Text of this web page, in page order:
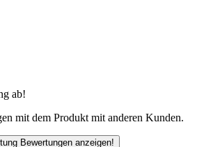
ab!
mit dem Produkt mit anderen Kunden.
Bewertungen anzeigen!